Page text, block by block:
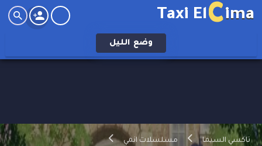
Taxi ElCima
وضع الليل
تاكسي السيما مسلسلات انمي